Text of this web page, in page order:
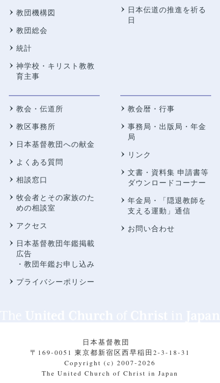
教団機構図
教団総会
統計
神学校・キリスト教教
育主事
日本伝道の推進を祈る
日
教会・伝道所
教区事務所
日本基督教団への献金
よくある質問
相談窓口
牧会者とその家族のた
めの相談室
アクセス
日本基督教団年鑑掲載
広告
・教団年鑑お申し込み
プライバシーポリシー
教会暦・行事
事務局・出版局・年金
局
リンク
文書・資料集 申請書等
ダウンロードコーナー
年金局・
「隠退教師を
支える運動」通信
お問い合わせ
日本基督教団
〒169-0051 東京都新宿区西早稲田2-3-18-31
Copyright (c) 2007-2026
The United Church of Christ in Japan